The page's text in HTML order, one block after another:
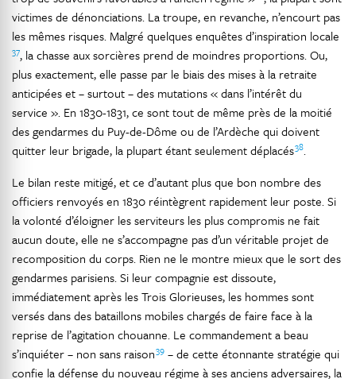
victimes de dénonciations. La troupe, en revanche, n’encourt pas
les mêmes risques. Malgré quelques enquêtes d’inspiration locale
37, la chasse aux sorcières prend de moindres proportions. Ou,
plus exactement, elle passe par le biais des mises à la retraite
anticipées et – surtout – des mutations « dans l’intérêt du
service ». En 1830-1831, ce sont tout de même près de la moitié
des gendarmes du Puy-de-Dôme ou de l’Ardèche qui doivent
quitter leur brigade, la plupart étant seulement déplacés38.
Le bilan reste mitigé, et ce d’autant plus que bon nombre des
officiers renvoyés en 1830 réintègrent rapidement leur poste. Si
la volonté d’éloigner les serviteurs les plus compromis ne fait
aucun doute, elle ne s’accompagne pas d’un véritable projet de
recomposition du corps. Rien ne le montre mieux que le sort des
gendarmes parisiens. Si leur compagnie est dissoute,
immédiatement après les Trois Glorieuses, les hommes sont
versés dans des bataillons mobiles chargés de faire face à la
reprise de l’agitation chouanne. Le commandement a beau
s’inquiéter – non sans raison39 – de cette étonnante stratégie qui
confie la défense du nouveau régime à ses anciens adversaires, la